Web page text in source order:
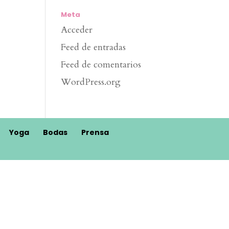
Meta
Acceder
Feed de entradas
Feed de comentarios
WordPress.org
Yoga Bodas
Prensa